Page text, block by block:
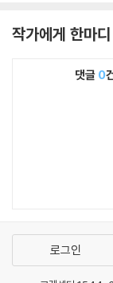
작가에게 한마디
댓글 0
로그인